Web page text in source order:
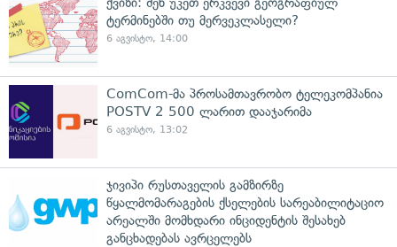
ტერმინებში თუ მერვეკლასელი?
6 აგვისტო, 14:00
ComCom-მა პროსამთავრობო ტელეკომპანია
POSTV 2 500 ლარით დააჯარიმა
6 აგვისტო, 13:02
ჯივიპი რუსთაველის გამზირზე
წყალმომარაგების ქსელების სარეაბილიტაციო
არეალში მომხდარი ინციდენტის შესახებ
განცხადებას ავრცელებს